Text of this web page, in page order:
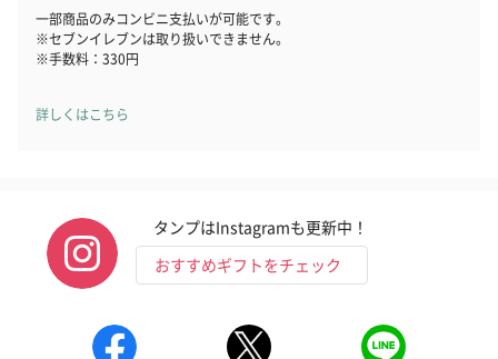
お酒にぴったりのおつまみ・サプリを同梱してお届けいたしま
す。
いぶりがっことチーズ
ごろっとうまみ チーズ
ン）（981円）
一部商品のみコンビニ支払いが可能です。
※セブンイレブンは取り扱いできません。
※手数料：330円
詳しくはこちら
タンプはInstagramも更新中！
おすすめギフトをチェック